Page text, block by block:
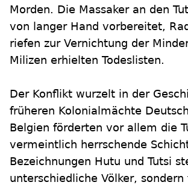
Morden. Die Massaker an den
von langer Hand vorbereitet,
riefen zur Vernichtung der
Milizen erhielten Todeslisten.
Der Konflikt wurzelt in der
früheren Kolonialmächte
Belgien förderten vor allem die
vermeintlich herrschende
Bezeichnungen Hutu und Tutsi
unterschiedliche Völker, sondern